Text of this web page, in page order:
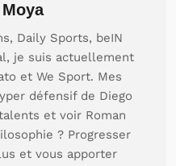
Daily Sports, beIN
je suis actuellement
et We Sport. Mes
défensif de Diego
et voir Roman
? Progresser
et vous apporter